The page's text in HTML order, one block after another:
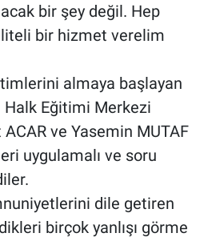
bir şey değil. Hep
bir hizmet verelim
almaya başlayan
Halk Eğitimi Merkezi
ve Yasemin MUTAF
uygulamalı ve soru
dile getiren
birçok yanlışı görme